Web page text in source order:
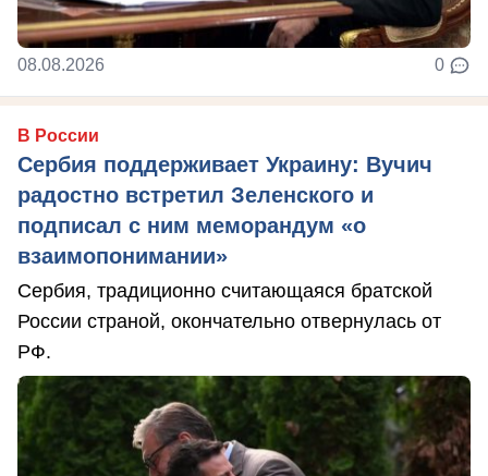
08.08.2026 0
В России
Сербия поддерживает Украину: Вучич
радостно встретил Зеленского и
подписал с ним меморандум «о
взаимопонимании»
Сербия, традиционно считающаяся братской
России страной, окончательно отвернулась от
РФ.